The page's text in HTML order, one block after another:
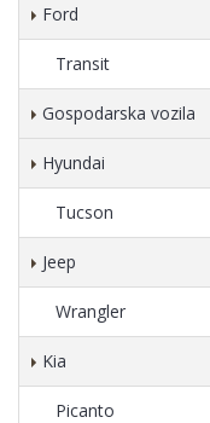
Ford
Transit
Gospodarska vozila
Hyundai
Tucson
Jeep
Wrangler
Kia
Picanto